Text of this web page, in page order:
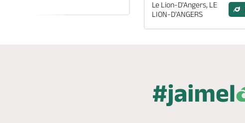
Le Lion-D'Angers, LE
LION-D'ANGERS